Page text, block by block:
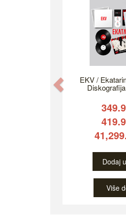
EKV /
Dodaj
Više
Previous